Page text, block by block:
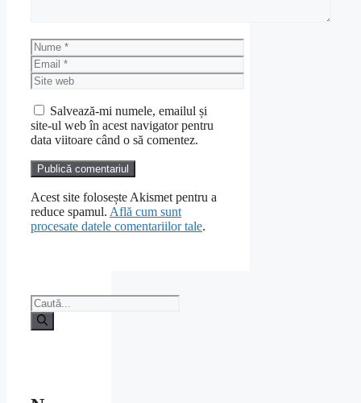
Nume
Email
Site
web
Salvează-mi numele, emailul și
site-ul web în acest navigator pentru
data viitoare când o să comentez.
Acest site folosește Akismet pentru a
reduce spamul. Află cum sunt
procesate datele comentariilor tale.
Caută
după: